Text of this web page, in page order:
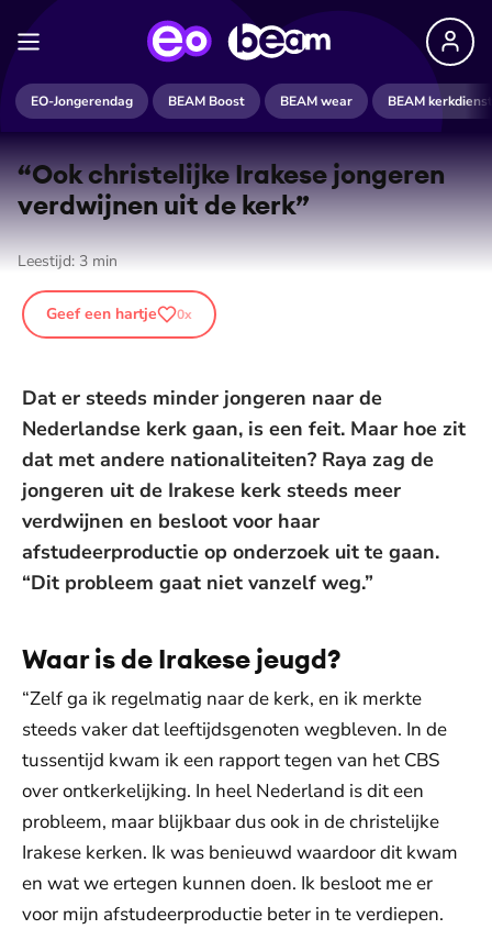
EO-Jongerendag BEAM Boost BEAM wear BEAM kerkdienst
“Ook christelijke Irakese jongeren
verdwijnen uit de kerk”
Leestijd:3min
Geef een hartje 0x
Dat er steeds minder jongeren naar de
Nederlandse kerk gaan, is een feit. Maar hoe zit
dat met andere nationaliteiten? Raya zag de
jongeren uit de Irakese kerk steeds meer
verdwijnen en besloot voor haar
afstudeerproductie op onderzoek uit te gaan.
“Dit probleem gaat niet vanzelf weg.”
Waar is de Irakese jeugd?
“Zelf ga ik regelmatig naar de kerk, en ik merkte
steeds vaker dat leeftijdsgenoten wegbleven. In de
tussentijd kwam ik een rapport tegen van het CBS
over ontkerkelijking. In heel Nederland is dit een
probleem, maar blijkbaar dus ook in de christelijke
Irakese kerken. Ik was benieuwd waardoor dit kwam
en wat we ertegen kunnen doen. Ik besloot me er
voor mijn afstudeerproductie beter in te verdiepen.